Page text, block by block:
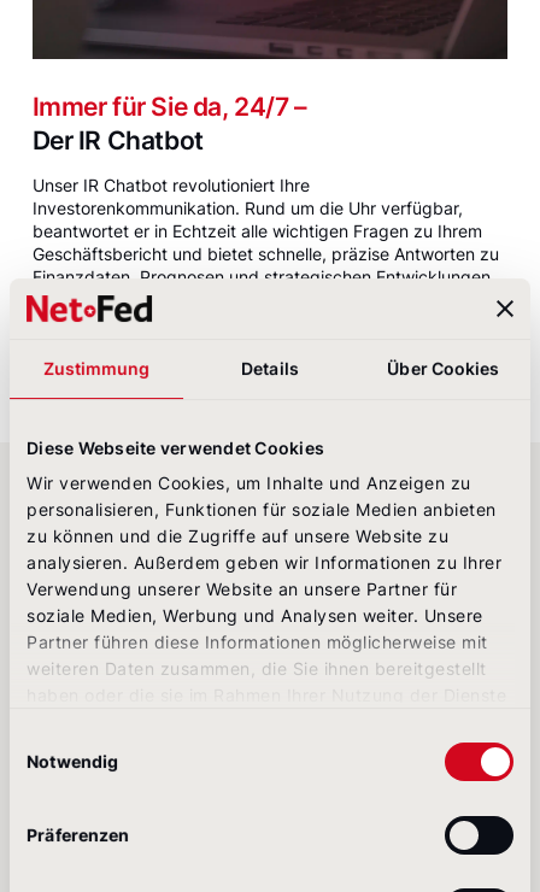
Zustimmung Details Über Cookies
Diese Webseite verwendet Cookies
Wir verwenden Cookies, um Inhalte und Anzeigen zu
personalisieren, Funktionen für soziale Medien anbieten
zu können und die Zugriffe auf unsere Website zu
analysieren. Außerdem geben wir Informationen zu Ihrer
Verwendung unserer Website an unsere Partner für
soziale Medien, Werbung und Analysen weiter. Unsere
Partner führen diese Informationen möglicherweise mit
weiteren Daten zusammen, die Sie ihnen bereitgestellt
Notwendig
Präferenzen
Immer für Sie da, 24/7 –
Der IR Chatbot
Unser IR Chatbot revolutioniert Ihre
Investorenkommunikation. Rund um die Uhr verfügbar,
beantwortet er in Echtzeit alle wichtigen Fragen zu Ihrem
Geschäftsbericht und bietet schnelle, präzise Antworten zu
Finanzdaten, Prognosen und strategischen Entwicklungen.
Ob für Analysten, Investoren oder Interessierte – der
Chatbot ist Ihre digitale Schnittstelle und sorgt für maximale
Ihr Geschäftsbericht und
seine Bausteine
Individuelles UX & Design
Snackable Content
Dynamische Tabellen
Topic Filter